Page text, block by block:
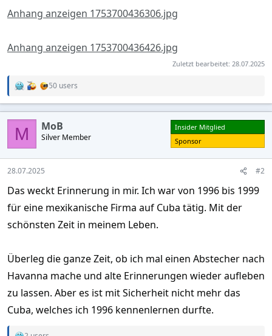
Anhang anzeigen 1753700436306.jpg
Anhang anzeigen 1753700436426.jpg
Zuletzt bearbeitet: 28.07.2025
R
a
c
t
o
n
s
50 users
M MoB
Silver Member
Insider Mitglied
Sponsor
28.07.2025 #2
Das weckt Erinnerung in mir. Ich war von 1996 bis 1999
für eine mexikanische Firma auf Cuba tätig. Mit der
schönsten Zeit in meinem Leben.
Überleg die ganze Zeit, ob ich mal einen Abstecher nach
Havanna mache und alte Erinnerungen wieder aufleben
zu lassen. Aber es ist mit Sicherheit nicht mehr das
Cuba, welches ich 1996 kennenlernen durfte.